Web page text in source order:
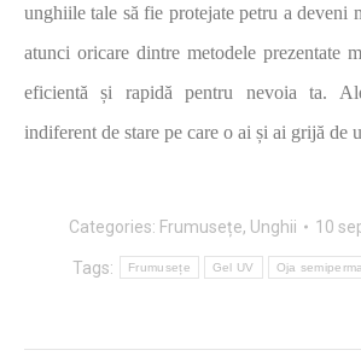
unghiile tale să fie protejate petru a deveni
atunci oricare dintre metodele prezentate
eficientă și rapidă pentru nevoia ta.
indiferent de stare pe care o ai și ai grijă de
Categories: Frumusețe, Unghii 10
Tags: Frumusețe Gel UV Oja